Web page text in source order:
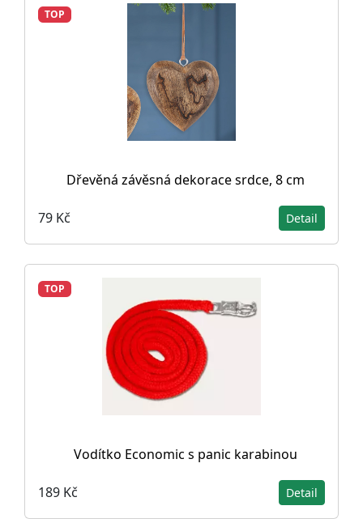
TOP
Dřevěná závěsná dekorace srdce, 8 cm
79 Kč Detail
TOP
Vodítko Economic s panic karabinou
189 Kč Detail